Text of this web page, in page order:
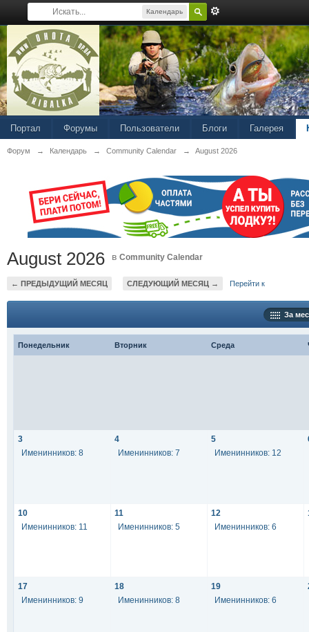
Календарь
Портал Форумы Пользователи Блоги Галерея
Форум → Календарь → Community Calendar → August 2026
August 2026 в Community Calendar
← ПРЕДЫДУЩИЙ МЕСЯЦ СЛЕДУЮЩИЙ МЕСЯЦ → Перейти к
За
Понедельник Вторник Среда
3
Именинников: 8
4
Именинников: 7
5
Именинников: 12
10
Именинников: 11
11
Именинников: 5
12
Именинников: 6
17
Именинников: 9
18
Именинников: 8
19
Именинников: 6